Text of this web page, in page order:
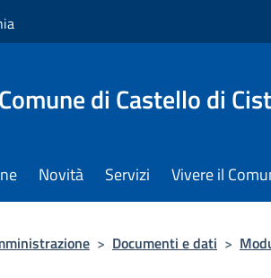
Comune di Castello di
Novità Servizi Vivere il
> Documenti e dati >